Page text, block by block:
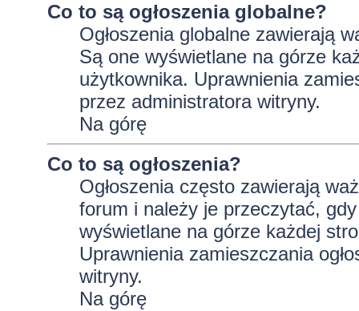
Co to są ogłoszenia globalne?
Ogłoszenia globalne zawierają
Są one wyświetlane na górze
użytkownika. Uprawnienia
przez administratora witryny.
Na górę
Co to są ogłoszenia?
Ogłoszenia często zawierają
forum i należy je przeczytać,
wyświetlane na górze każdej
Uprawnienia zamieszczania
witryny.
Na górę